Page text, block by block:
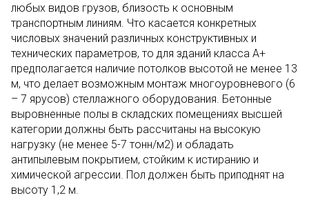
любых видов грузов, близость к основным
транспортным линиям. Что касается конкретных
числовых значений различных конструктивных и
технических параметров, то для зданий класса А+
предполагается наличие потолков высотой не менее 13
м, что делает возможным монтаж многоуровневого (6
– 7 ярусов) стеллажного оборудования. Бетонные
выровненные полы в складских помещениях высшей
категории должны быть рассчитаны на высокую
нагрузку (не менее 5-7 тонн/м2) и обладать
антипылевым покрытием, стойким к истиранию и
химической агрессии. Пол должен быть приподнят на
высоту 1,2 м.